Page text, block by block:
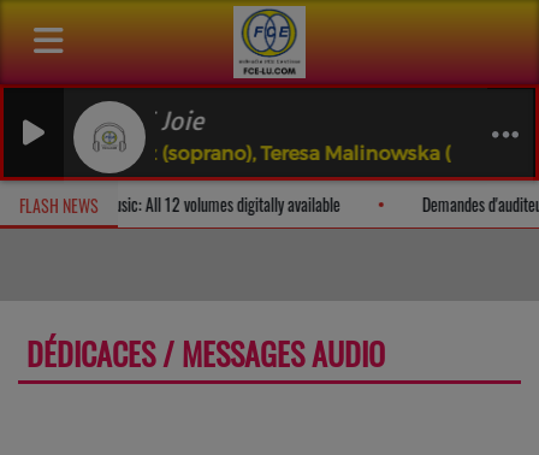
Joie
Patz (soprano), Teresa Malinowska (mezzo),
FLASH NEWS The Art of Music: All 12 volumes digitally available
DÉDICACES / MESSAGES AUDIO